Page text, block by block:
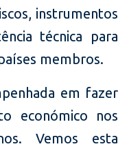
instrumentos
técnica para
membros.
em fazer
económico nos
Vemos esta